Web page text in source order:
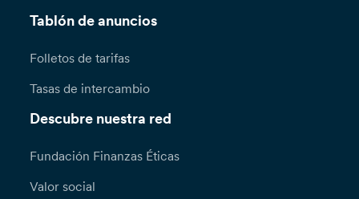
Tablón de anuncios
Folletos de tarifas
Tasas de intercambio
Descubre nuestra red
Fundación Finanzas Éticas
Valor social